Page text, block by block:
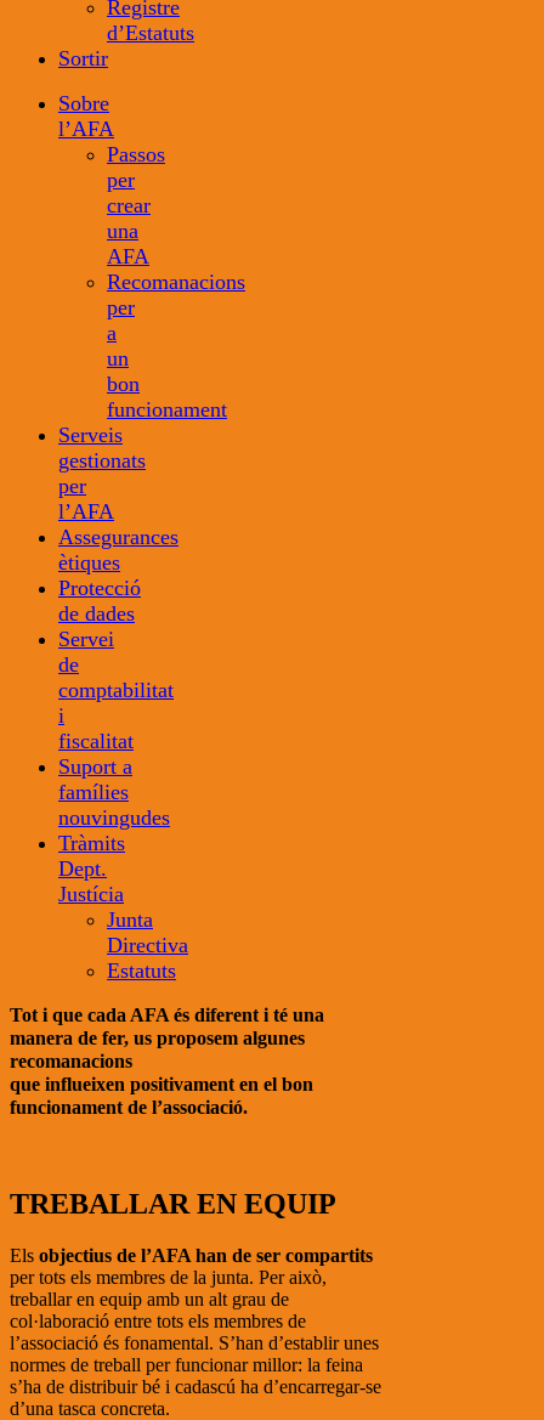
Registre
d’Estatuts
Sortir
Sobre
l’AFA
Passos
per
crear
una
AFA
Recomanacions
per
a
un
bon
funcionament
Serveis
gestionats
per
l’AFA
Assegurances
ètiques
Protecció
de dades
Servei
de
comptabilitat
i
fiscalitat
Suport a
famílies
nouvingudes
Tràmits
Dept.
Justícia
Junta
Directiva
Estatuts
Tot i que cada AFA és diferent i té una
manera de fer, us proposem algunes
recomanacions
que influeixen positivament en el bon
funcionament de l’associació.
TREBALLAR EN EQUIP
Els objectius de l’AFA han de ser compartits
per tots els membres de la junta. Per això,
treballar en equip amb un alt grau de
col·laboració entre tots els membres de
l’associació és fonamental. S’han d’establir unes
normes de treball per funcionar millor: la feina
s’ha de distribuir bé i cadascú ha d’encarregar-se
d’una tasca concreta.